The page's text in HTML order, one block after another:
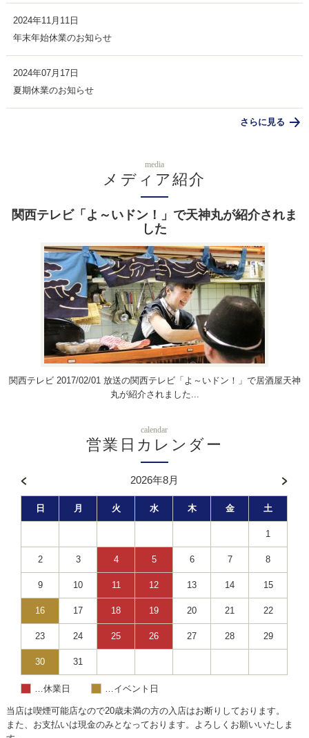
2024年11月11日
年末年始休業のお知らせ
2024年07月17日
夏期休業のお知らせ
さらに見る
media
メディア紹介
関西テレビ「よ～いドン！」で天神丸が紹介されま
した
関西テレビ 2017/02/01 放送の関西テレビ「よ～いドン！」で居酒屋天神
丸が紹介されました...
calendar
営業日カレンダー
2026年8月
日 月 火 水 木 金 土
1
2 3 4 5 6 7 8
9 10 11 12 13 14 15
16 17 18 19 20 21 22
23 24 25 26 27 28 29
30 31
休業日 イベント日
当店は喫煙可能店なので20歳未満の方の入店はお断りしております。
また、お支払いは現金のみとなっております。よろしくお願いいたしま